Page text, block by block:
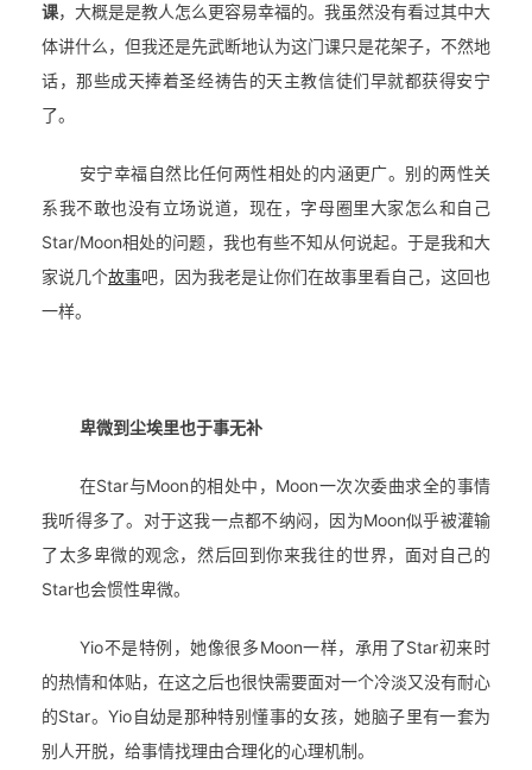
课，大概是是教人怎么更容易幸福的。我虽然没有看过其中大
体讲什么，但我还是先武断地认为这门课只是花架子，不然地
话，那些成天捧着圣经祷告的天主教信徒们早就都获得安宁
了。
安宁幸福自然比任何两性相处的内涵更广。别的两性关
系我不敢也没有立场说道，现在，字母圈里大家怎么和自己
Star/Moon相处的问题，我也有些不知从何说起。于是我和大
家说几个故事吧，因为我老是让你们在故事里看自己，这回也
一样。
卑微到尘埃里也于事无补
在Star与Moon的相处中，Moon一次次委曲求全的事情
我听得多了。对于这我一点都不纳闷，因为Moon似乎被灌输
了太多卑微的观念，然后回到你来我往的世界，面对自己的
Star也会惯性卑微。
Yio不是特例，她像很多Moon一样，承用了Star初来时
的热情和体贴，在这之后也很快需要面对一个冷淡又没有耐心
的Star。Yio自幼是那种特别懂事的女孩，她脑子里有一套为
别人开脱，给事情找理由合理化的心理机制。